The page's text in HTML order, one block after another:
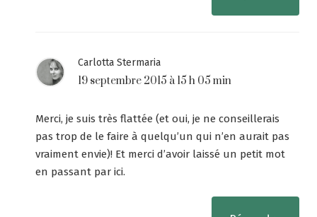
Carlotta Stermaria
19 septembre 2015 à 15 h 05 min
Merci, je suis très flattée (et oui, je ne conseillerais
pas trop de le faire à quelqu’un qui n’en aurait pas
vraiment envie)! Et merci d’avoir laissé un petit mot
en passant par ici.